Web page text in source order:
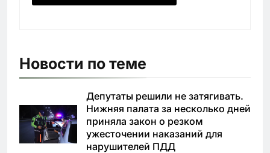
Новости по теме
Депутаты решили не затягивать.
Нижняя палата за несколько дней
приняла закон о резком
ужесточении наказаний для
нарушителей ПДД